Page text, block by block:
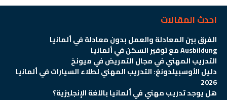
احدث المقالات
الفرق بين المعادلة والعمل بدون معادلة في ألمانيا
Ausbildung مع توفير السكن في ألمانيا
التدريب المهني في مجال التمريض في ميونخ
دليل الأوسبيلدونغ: التدريب المهني لطلاء السيارات في ألمانيا
2026
هل يوجد تدريب مهني في ألمانيا باللغة الإنجليزية؟